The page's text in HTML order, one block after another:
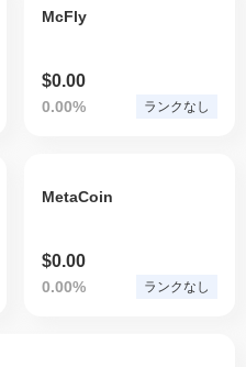
McFly
$0.00
0.00% ランクなし
MetaCoin
$0.00
0.00% ランクなし